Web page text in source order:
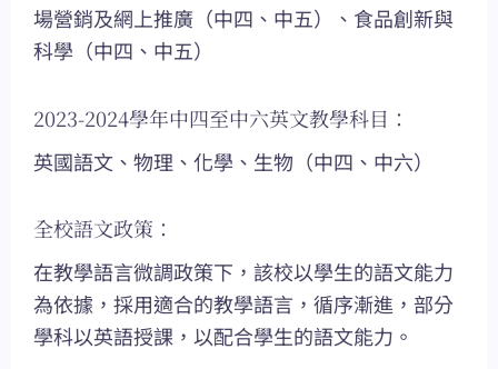
場營銷及網上推廣（中四、中五）、食品創新與
科學（中四、中五）
2023-2024學年中四至中六英文教學科目：
英國語文、物理、化學、生物（中四、中六）
全校語文政策：
在教學語言微調政策下，該校以學生的語文能力
為依據，採用適合的教學語言，循序漸進，部分
學科以英語授課，以配合學生的語文能力。